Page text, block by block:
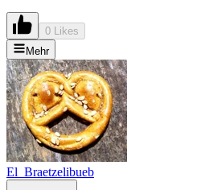
0 Likes
Mehr
El_Braetzelibueb